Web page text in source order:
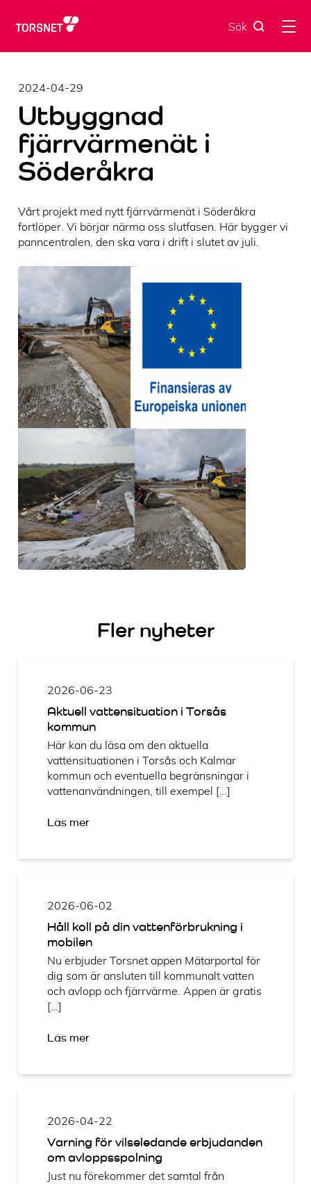
Sök
2024-04-29
Utbyggnad
fjärrvärmenät i
Söderåkra
Vårt projekt med nytt fjärrvärmenät i Söderåkra
fortlöper. Vi börjar närma oss slutfasen. Här bygger vi
panncentralen, den ska vara i drift i slutet av juli.
Fler nyheter
2026-06-23
Aktuell vattensituation i Torsås
kommun
Här kan du läsa om den aktuella
vattensituationen i Torsås och Kalmar
kommun och eventuella begränsningar i
vattenanvändningen, till exempel […]
Läs mer
2026-06-02
Håll koll på din vattenförbrukning i
mobilen
Nu erbjuder Torsnet appen Mätarportal för
dig som är ansluten till kommunalt vatten
och avlopp och fjärrvärme. Appen är gratis
[…]
Läs mer
2026-04-22
Varning för vilseledande erbjudanden
om avloppsspolning
Just nu förekommer det samtal från